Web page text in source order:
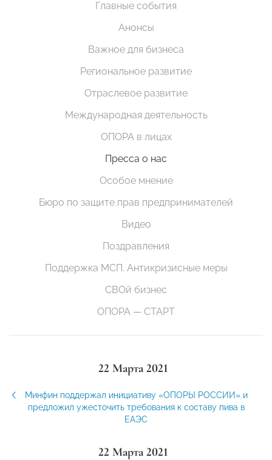
Главные события
Анонсы
Важное для бизнеса
Региональное развитие
Отраслевое развитие
Международная деятельность
ОПОРА в лицах
Пресса о нас
Особое мнение
Бюро по защите прав предпринимателей
Видео
Поздравления
Поддержка МСП. Антикризисные меры
СВОй бизнес
ОПОРА — СТАРТ
22 Марта 2021
Минфин поддержал инициативу «ОПОРЫ РОССИИ» и
предложил ужесточить требования к составу пива в
ЕАЭС
22 Марта 2021